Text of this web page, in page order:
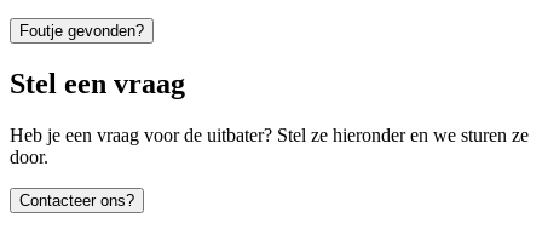
Foutje gevonden?
Stel een vraag
Heb je een vraag voor de uitbater? Stel ze hieronder en we sturen ze
door.
Contacteer ons?